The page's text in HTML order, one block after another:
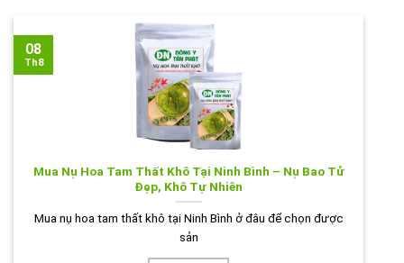
Mua Nụ Hoa Tam Thất Khô Tại Ninh Bình – Nụ Bao Tử
Đẹp, Khô Tự Nhiên
Mua nụ hoa tam thất khô tại Ninh Bình ở đâu để chọn được
sản
08
Th8